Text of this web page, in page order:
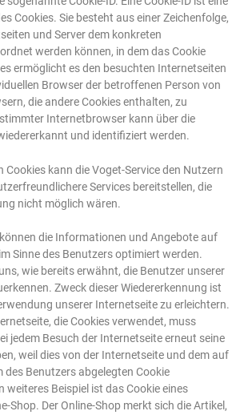
Cookies. Sie besteht aus einer Zeichenfolge,
und Server dem konkreten
werden können, in dem das Cookie
ermöglicht es den besuchten Internetseiten
Browser der betroffenen Person von
die andere Cookies enthalten, zu
Internetbrowser kann über die
und identifiziert werden.
Cookies kann die Voget-Service den Nutzern
Services bereitstellen, die
nicht möglich wären.
die Informationen und Angebote auf
Sinne des Benutzers optimiert werden.
wie bereits erwähnt, die Benutzer unserer
Zweck dieser Wiedererkennung ist
unserer Internetseite zu erleichtern.
die Cookies verwendet, muss
jedem Besuch der Internetseite erneut seine
weil dies von der Internetseite und dem auf
Benutzers abgelegten Cookie
weiteres Beispiel ist das Cookie eines
Shop. Der Online-Shop merkt sich die Artikel,